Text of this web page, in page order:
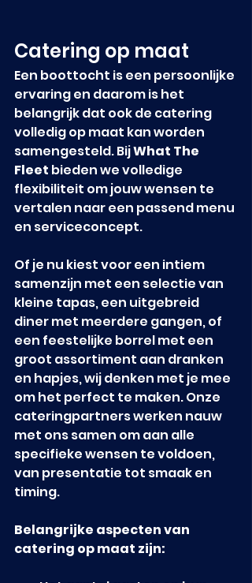
Catering op maat
Een boottocht is een persoonlijke
ervaring en daarom is het
belangrijk dat ook de catering
volledig op maat kan worden
samengesteld. Bij What The
Fleet bieden we volledige
flexibiliteit om jouw wensen te
vertalen naar een passend menu
en serviceconcept.
Of je nu kiest voor een intiem
samenzijn met een selectie van
kleine tapas, een uitgebreid
diner met meerdere gangen, of
een feestelijke borrel met een
groot assortiment aan dranken
en hapjes, wij denken met je mee
om het perfect te maken. Onze
cateringpartners werken nauw
met ons samen om aan alle
specifieke wensen te voldoen,
van presentatie tot smaak en
timing.
Belangrijke aspecten van
catering op maat zijn: